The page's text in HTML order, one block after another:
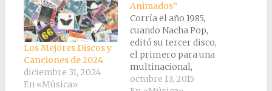
Los Mejores Discos y
Canciones de 2024
diciembre 31, 2024
En «Música»
Animados”
Corría el año 1985,
cuando Nacha Pop,
editó su tercer disco,
el primero para una
multinacional,
Polydor. Era el
octubre 13, 2015